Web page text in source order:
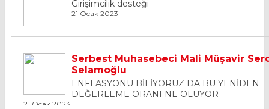
Girişimcilik desteği
21 Ocak 2023
Serbest Muhasebeci Mali Müşavir
Selamoğlu
ENFLASYONU BİLİYORUZ DA BU YENİDEN
DEĞERLEME ORANI NE OLUYOR
21 Ocak 2023